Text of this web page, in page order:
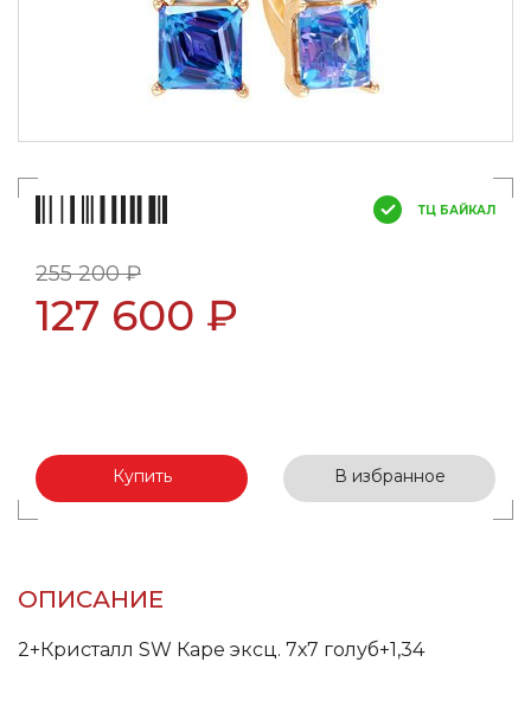
ТЦ БАЙКАЛ
255 200 ₽
127 600 ₽
Купить В избранное
ОПИСАНИЕ
2+Кристалл SW Каре эксц. 7х7 голуб+1,34